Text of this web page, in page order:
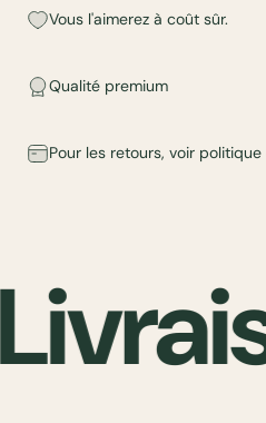
Vous l'aimerez à coût sûr.
Qualité premium
Pour les retours, voir politique